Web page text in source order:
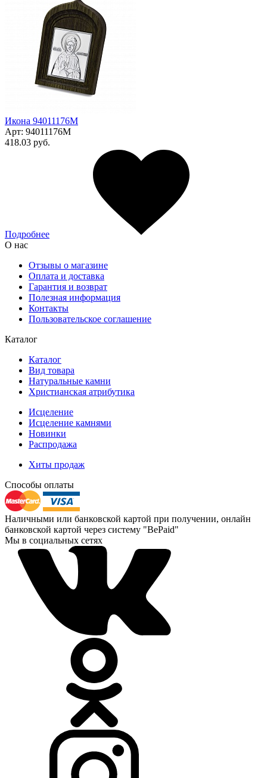
Икона 94011176М
Арт: 94011176М
418.03 руб.
Подробнее
О нас
Отзывы о магазине
Оплата и доставка
Гарантия и возврат
Полезная информация
Контакты
Пользовательское соглашение
Каталог
Каталог
Вид товара
Натуральные камни
Христианская атрибутика
Исцеление
Исцеление камнями
Новинки
Распродажа
Хиты продаж
Способы оплаты
Наличными или банковской картой при получении, онлайн
банковской картой через систему "BePaid"
Мы в социальных сетях